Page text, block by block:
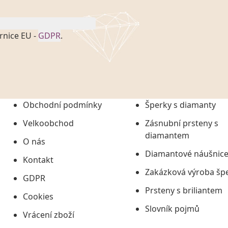
EU - GDPR.
č. 101/2000 Sb. v
uchováním veškerých
údajů či jako jeho
informací, nejdéle
Obchodní podmínky
Velkoobchod
O nás
Kontakt
GDPR
Cookies
Vrácení zboží
Šperky s diamanty
Zásnubní prsteny s
diamantem
Diamantové náušnice
Zakázková výroba
Prsteny s briliantem
Slovník pojmů